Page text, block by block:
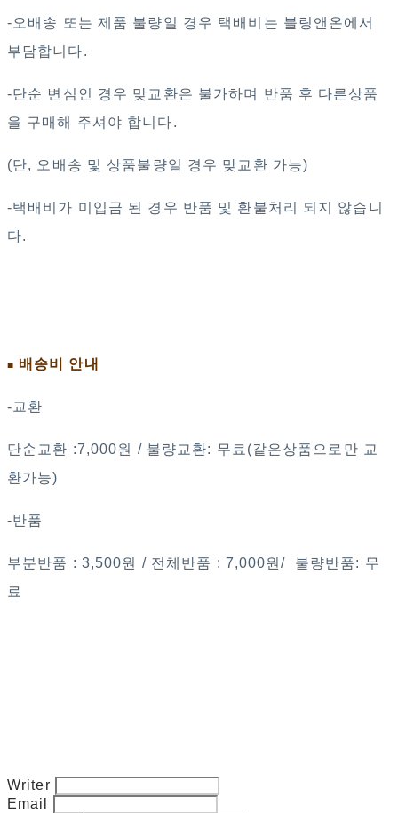
-오배송 또는 제품 불량일 경우 택배비는 블링앤온에서
부담합니다.
-단순 변심인 경우 맞교환은 불가하며 반품 후 다른상품
을 구매해 주셔야 합니다.
(단, 오배송 및 상품불량일 경우 맞교환 가능)
-택배비가 미입금 된 경우 반품 및 환불처리 되지 않습니
다.
■ 배송비 안내
-교환
단순교환 :7,000원 / 불량교환: 무료(같은상품으로만 교
환가능)
-반품
부분반품 : 3,500원 / 전체반품 : 7,000원/ 불량반품: 무
료
Writer
Email